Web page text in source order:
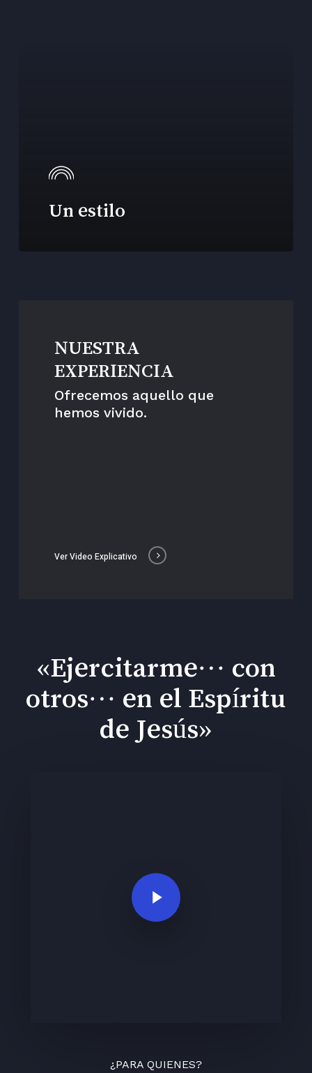
Un estilo
NUESTRA
EXPERIENCIA
Ofrecemos aquello que
hemos vivido.
Ver Video Explicativo
«Ejercitarme… con
otros… en el Espíritu
de Jesús»
Play Video
¿PARA QUIENES?